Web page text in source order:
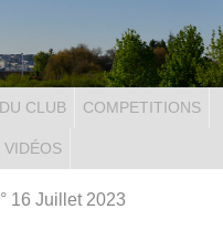
CLUB COMPETITIONS
VIDÉOS
16 Juillet 2023